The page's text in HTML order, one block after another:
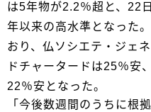
は5年物が2.2％超と、22
年以来の高水準となった
おり、仏ソシエテ・ジェ
ドチャータードは25％安
22％安となった。
「今後数週間のうちに根